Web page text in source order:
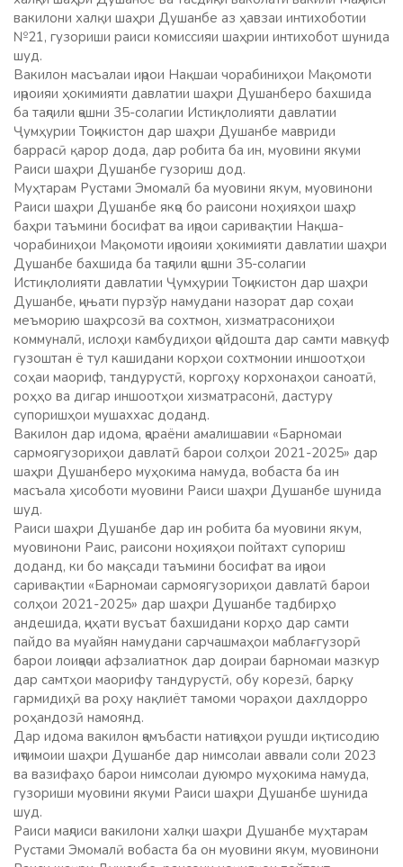
вакилони халқи шаҳри Душанбе аз ҳавзаи интихоботии
№21, гузориши раиси комиссияи шаҳрии интихобот шунида
шуд.
Вакилон масъалаи иҷрои Нақшаи чорабиниҳои Мақомоти
иҷроияи ҳокимияти давлатии шаҳри Душанберо бахшида
ба таҷлили ҷашни 35-солагии Истиқлолияти давлатии
Ҷумҳурии Тоҷикистон дар шаҳри Душанбе мавриди
баррасӣ қарор дода, дар робита ба ин, муовини якуми
Раиси шаҳри Душанбе гузориш дод.
Муҳтарам Рустами Эмомалӣ ба муовини якум, муовинони
Раиси шаҳри Душанбе якҷо бо раисони ноҳияҳои шаҳр
баҳри таъмини босифат ва иҷрои саривақтии Нақша-
чорабиниҳои Мақомоти иҷроияи ҳокимияти давлатии шаҳри
Душанбе бахшида ба таҷлили ҷашни 35-солагии
Истиқлолияти давлатии Ҷумҳурии Тоҷикистон дар шаҳри
Душанбе, ҷињати пурзўр намудани назорат дар соҳаи
меъморию шаҳрсозӣ ва сохтмон, хизматрасониҳои
коммуналӣ, ислоҳи камбудиҳои ҷойдошта дар самти мавқуф
гузоштан ё тул кашидани корҳои сохтмонии иншоотҳои
соҳаи маориф, тандурустӣ, коргоҳу корхонаҳои саноатӣ,
роҳҳо ва дигар иншоотҳои хизматрасонӣ, дастуру
супоришҳои мушаххас доданд.
Вакилон дар идома, ҷараёни амалишавии «Барномаи
сармоягузориҳои давлатӣ барои солҳои 2021-2025» дар
шаҳри Душанберо муҳокима намуда, вобаста ба ин
масъала ҳисоботи муовини Раиси шаҳри Душанбе шунида
шуд.
Раиси шаҳри Душанбе дар ин робита ба муовини якум,
муовинони Раис, раисони ноҳияҳои пойтахт супориш
доданд, ки бо мақсади таъмини босифат ва иҷрои
саривақтии «Барномаи сармоягузориҳои давлатӣ барои
солҳои 2021-2025» дар шаҳри Душанбе тадбирҳо
андешида, ҷиҳати вусъат бахшидани корҳо дар самти
пайдо ва муайян намудани сарчашмаҳои маблағгузорӣ
барои лоиҷаҷои афзалиатнок дар доираи барномаи мазкур
дар самтҳои маорифу тандурустӣ, обу корезӣ, барқу
гармидиҳӣ ва роҳу нақлиёт тамоми чораҳои дахлдорро
роҳандозӣ намоянд.
Дар идома вакилон ҷамъбасти натиҷаҳои рушди иқтисодию
иҷтимоии шаҳри Душанбе дар нимсолаи аввали соли 2023
ва вазифаҳо барои нимсолаи дуюмро муҳокима намуда,
гузориши муовини якуми Раиси шаҳри Душанбе шунида
шуд.
Раиси маҷлиси вакилони халқи шаҳри Душанбе муҳтарам
Рустами Эмомалӣ вобаста ба он муовини якум, муовинони